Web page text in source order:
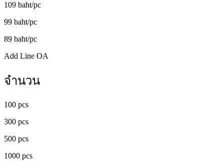
109 baht/pc
99 baht/pc
89 baht/pc
Add Line OA
จำนวน
100 pcs
300 pcs
500 pcs
1000 pcs